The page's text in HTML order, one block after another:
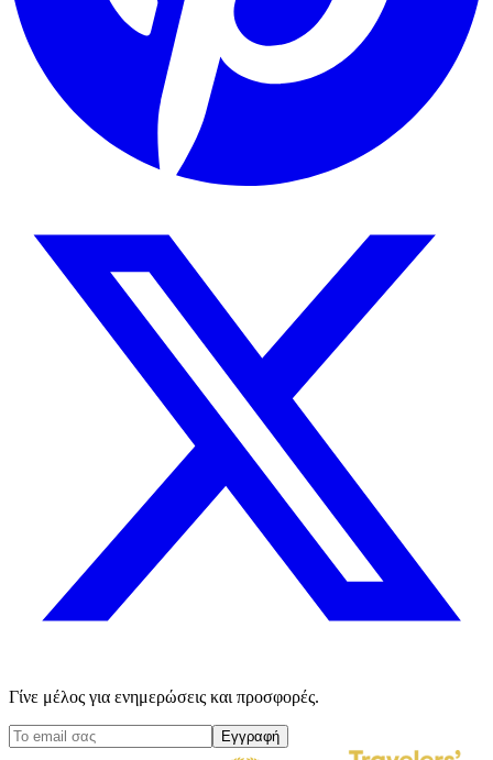
Γίνε μέλος για ενημερώσεις και προσφορές.
Εγγραφή